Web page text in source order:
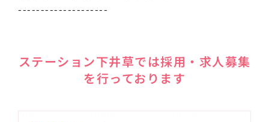
--------------------
ステーション下井草では採用・求人募集
を行っております